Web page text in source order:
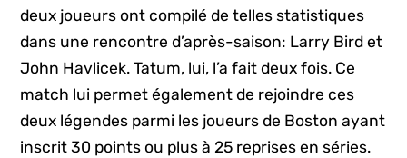
deux joueurs ont compilé de telles statistiques
dans une rencontre d’après-saison: Larry Bird et
John Havlicek. Tatum, lui, l’a fait deux fois. Ce
match lui permet également de rejoindre ces
deux légendes parmi les joueurs de Boston ayant
inscrit 30 points ou plus à 25 reprises en séries.